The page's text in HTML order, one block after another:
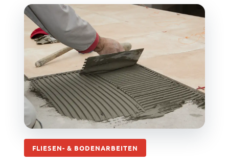
FLIESEN- & BODENARBEITEN